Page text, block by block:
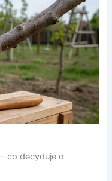
co decyduje o